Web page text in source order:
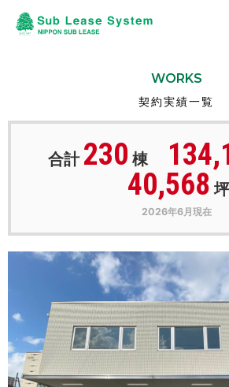
WORKS
契約実績一覧
合計 230 棟
40,568 坪
2026年6月現在